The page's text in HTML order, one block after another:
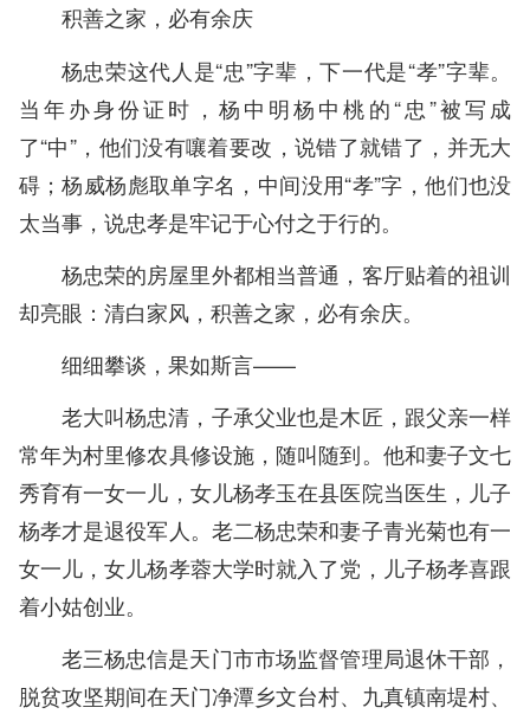
积善之家，必有余庆
杨忠荣这代人是“忠”字辈，下一代是“孝”字辈。
当年办身份证时，杨中明杨中桃的“忠”被写成
了“中”，他们没有嚷着要改，说错了就错了，并无大
碍；杨威杨彪取单字名，中间没用“孝”字，他们也没
太当事，说忠孝是牢记于心付之于行的。
杨忠荣的房屋里外都相当普通，客厅贴着的祖训
却亮眼：清白家风，积善之家，必有余庆。
细细攀谈，果如斯言——
老大叫杨忠清，子承父业也是木匠，跟父亲一样
常年为村里修农具修设施，随叫随到。他和妻子文七
秀育有一女一儿，女儿杨孝玉在县医院当医生，儿子
杨孝才是退役军人。老二杨忠荣和妻子青光菊也有一
女一儿，女儿杨孝蓉大学时就入了党，儿子杨孝喜跟
着小姑创业。
老三杨忠信是天门市市场监督管理局退休干部，
脱贫攻坚期间在天门净潭乡文台村、九真镇南堤村、